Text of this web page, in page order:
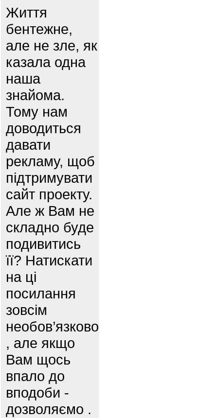
Життя
бентежне,
але не зле, як
казала одна
наша
знайома.
Тому нам
доводиться
давати
рекламу, щоб
підтримувати
сайт проекту.
Але ж Вам не
складно буде
подивитись
її? Натискати
на ці
посилання
зовсім
необов’язково
, але якщо
Вам щось
впало до
вподоби -
дозволяємо .